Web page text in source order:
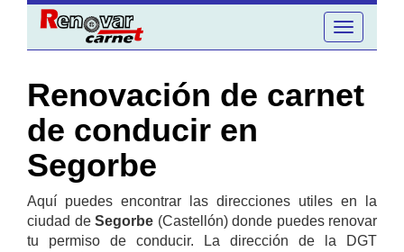
Toggle
navigation
Renovación de carnet
de conducir en
Segorbe
Aquí puedes encontrar las direcciones utiles en la
ciudad de Segorbe (Castellón) donde puedes renovar
tu permiso de conducir. La dirección de la DGT